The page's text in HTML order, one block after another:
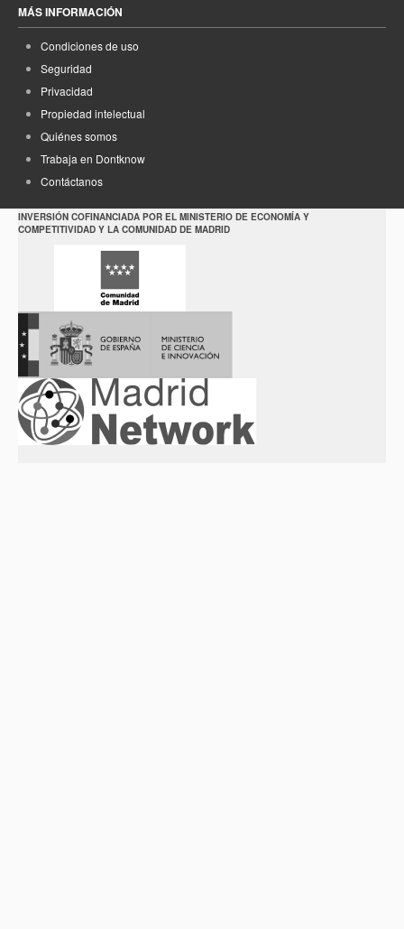
MÁS INFORMACIÓN
Condiciones de uso
Seguridad
Privacidad
Propiedad intelectual
Quiénes somos
Trabaja en Dontknow
Contáctanos
INVERSIÓN COFINANCIADA POR EL MINISTERIO DE ECONOMÍA Y
COMPETITIVIDAD Y LA COMUNIDAD DE MADRID